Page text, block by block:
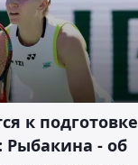
к подготовке
Рыбакина - об